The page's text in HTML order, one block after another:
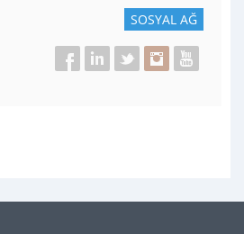
SOSYAL AĞ